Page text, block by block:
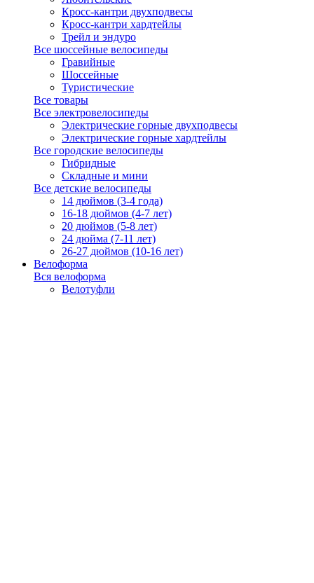
Кросс-кантри двухподвесы
Кросс-кантри хардтейлы
Трейл и эндуро
Все шоссейные велосипеды
Гравийные
Шоссейные
Туристические
Все товары
Все электровелосипеды
Электрические горные двухподвесы
Электрические горные хардтейлы
Все городские велосипеды
Гибридные
Складные и мини
Все детские велосипеды
14 дюймов (3-4 года)
16-18 дюймов (4-7 лет)
20 дюймов (5-8 лет)
24 дюйма (7-11 лет)
26-27 дюймов (10-16 лет)
Велоформа
Вся велоформа
Велотуфли